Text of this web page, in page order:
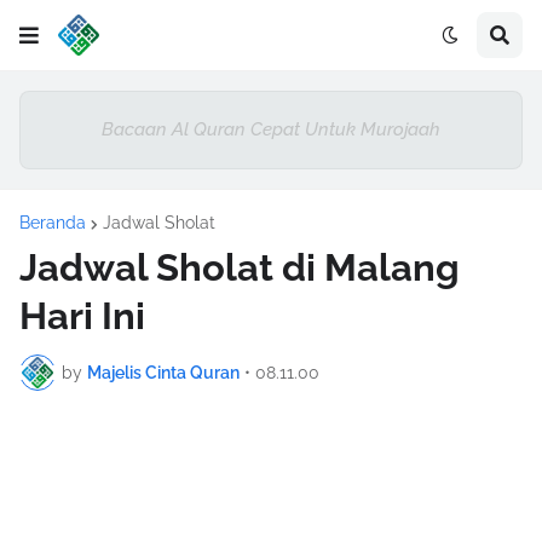
Bacaan Al Quran Cepat Untuk Murojaah
Beranda Jadwal Sholat
Jadwal Sholat di Malang
Hari Ini
by Majelis Cinta Quran • 08.11.00